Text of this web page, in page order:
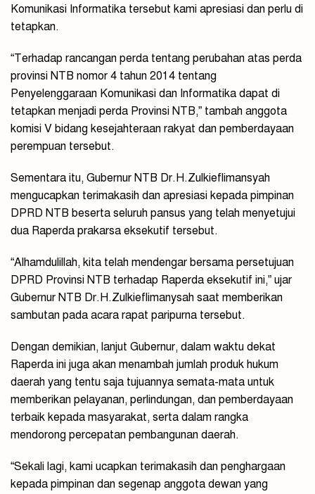
Komunikasi Informatika tersebut kami apresiasi dan perlu di
tetapkan.
“Terhadap rancangan perda tentang perubahan atas perda
provinsi NTB nomor 4 tahun 2014 tentang
Penyelenggaraan Komunikasi dan Informatika dapat di
tetapkan menjadi perda Provinsi NTB,” tambah anggota
komisi V bidang kesejahteraan rakyat dan pemberdayaan
perempuan tersebut.
Sementara itu, Gubernur NTB Dr.H.Zulkieflimansyah
mengucapkan terimakasih dan apresiasi kepada pimpinan
DPRD NTB beserta seluruh pansus yang telah menyetujui
dua Raperda prakarsa eksekutif tersebut.
“Alhamdulillah, kita telah mendengar bersama persetujuan
DPRD Provinsi NTB terhadap Raperda eksekutif ini,” ujar
Gubernur NTB Dr.H.Zulkieflimanysah saat memberikan
sambutan pada acara rapat paripurna tersebut.
Dengan demikian, lanjut Gubernur, dalam waktu dekat
Raperda ini juga akan menambah jumlah produk hukum
daerah yang tentu saja tujuannya semata-mata untuk
memberikan pelayanan, perlindungan, dan pemberdayaan
terbaik kepada masyarakat, serta dalam rangka
mendorong percepatan pembangunan daerah.
“Sekali lagi, kami ucapkan terimakasih dan penghargaan
kepada pimpinan dan segenap anggota dewan yang